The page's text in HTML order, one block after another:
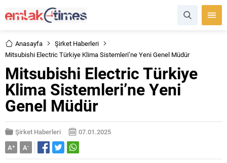
Anasayfa
Şirket Haberleri
Mitsubishi Electric Türkiye Klima Sistemleri’ne Yeni Genel Müdür
Mitsubishi Electric Türkiye
Klima Sistemleri’ne Yeni
Genel Müdür
Şirket Haberleri
07.01.2025
A+ A-